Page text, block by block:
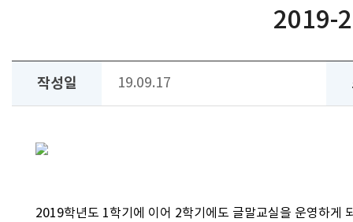
2019-
작성일 19.09.17
2019학년도 1학기에 이어 2학기에도 글말교실을 운영하게